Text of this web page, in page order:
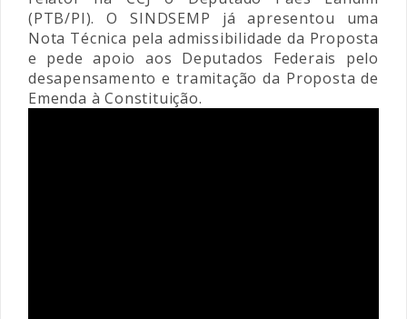
(PTB/PI). O SINDSEMP já apresentou uma
Nota Técnica pela admissibilidade da Proposta
e pede apoio aos Deputados Federais pelo
desapensamento e tramitação da Proposta de
Emenda à Constituição.